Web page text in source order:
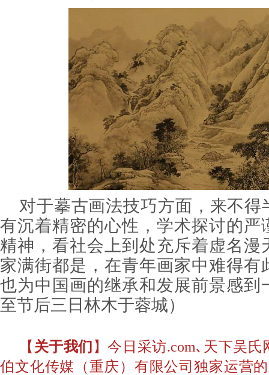
对于摹古画法技巧方面，来不
有沉着精密的心性，学术探讨的严
精神，看社会上到处充斥着虚名漫
家满街都是，在青年画家中难得有
也为中国画的继承和发展前景感到
至节后三日 林木于蓉城）
【 关于我们 】今日采访.com､天下吴
伯文化传媒（重庆）有限公司独家运营